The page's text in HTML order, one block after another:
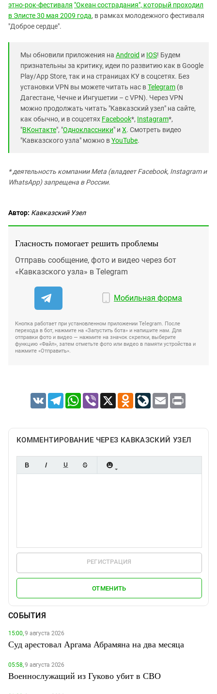
этно-рок-фестиваля "Океан сострадания", который проходил
в Элисте 30 мая 2009 года, в рамках молодежного фестиваля
"Доброе сердце".
Мы обновили приложения на Android и IOS! Будем
признательны за критику, идеи по развитию как в Google
Play/App Store, так и на страницах КУ в соцсетях. Без
установки VPN вы можете читать нас вTelegram (в
Дагестане, Чечне и Ингушетии – с VPN). Через VPN
можно продолжать читать "Кавказский узел" на сайте,
как обычно, и в соцсетях Facebook*, Instagram*,
"ВКонтакте", "Одноклассники" и X. Смотреть видео
"Кавказского узла" можно вYouTube.
* деятельность компании Meta (владеет Facebook, Instagram и
WhatsApp) запрещена в России.
Автор: Кавказский Узел
Гласность помогает решить проблемы
Отправь сообщение, фото и видео через бот
«Кавказского узла» в Telegram
Мобильная форма
Кнопка работает при установленном приложении Telegram. После
перехода в бот, нажмите на «Запустить бота» и напишите нам. Для
отправки фото и видео — нажмите на значок скрепки, выберите
функцию «Файл», затем отметьте фото или видео в памяти устройства и
нажмите «Отправить».
VK TelegramWhatsApp
Viber X Odnoklassniki
LiveJournal
Email Print
КОММЕНТИРОВАНИЕ ЧЕРЕЗ КАВКАЗСКИЙ УЗЕЛ
РЕГИСТРАЦИЯ
ОТМЕНИТЬ
СОБЫТИЯ
15:00,9 августа 2026
Суд арестовал Аргама Абрамяна на два месяца
05:58,9 августа 2026
Военнослужащий из Гуково убит в СВО